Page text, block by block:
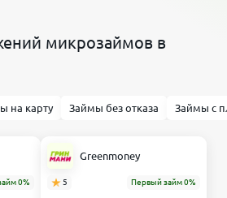
микрозаймов в
на карту Займы без отказа Займы с
0%
Greenmoney
5 Первый займ 0%